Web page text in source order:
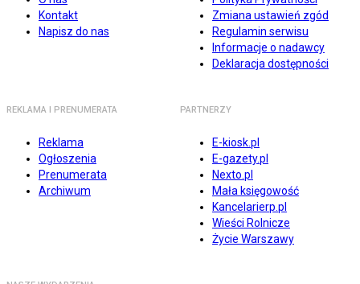
Kontakt
Napisz do nas
Zmiana ustawień zgód
Regulamin serwisu
Informacje o nadawcy
Deklaracja dostępności
REKLAMA I PRENUMERATA
Reklama
Ogłoszenia
Prenumerata
Archiwum
PARTNERZY
E-kiosk.pl
E-gazety.pl
Nexto.pl
Mała księgowość
Kancelarierp.pl
Wieści Rolnicze
Życie Warszawy